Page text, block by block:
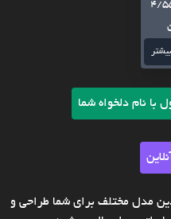
4/
نام دلخواه شما
مدل مختلف برای شما طراحی و